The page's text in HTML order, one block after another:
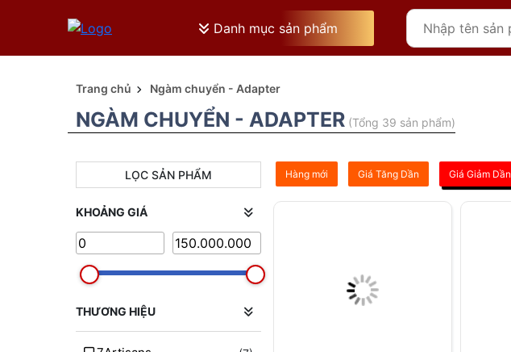
Danh mục sản phẩm
Trang chủ Ngàm chuyển - Adapter
NGÀM CHUYỂN - ADAPTER (Tổng 39 sản phẩm)
LỌC SẢN PHẨM
KHOẢNG GIÁ
THƯƠNG HIỆU
Hàng mới Giá Tăng Dần Giá Giảm Dần